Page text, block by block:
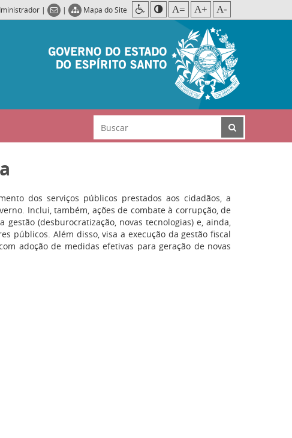
| | Mapa do Site A= A+ A-
dos serviços públicos prestados aos cidadãos, a
Inclui, também, ações de combate à corrupção, de
(desburocratização, novas tecnologias) e, ainda,
públicos. Além disso, visa a execução da gestão fiscal
adoção de medidas efetivas para geração de novas